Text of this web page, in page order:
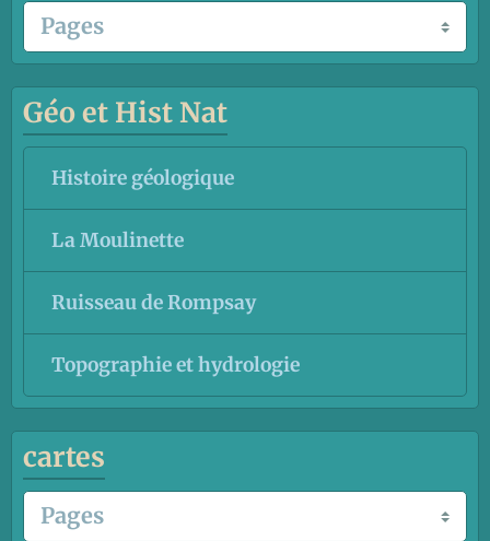
Géo et Hist Nat
Histoire géologique
La Moulinette
Ruisseau de Rompsay
Topographie et hydrologie
cartes